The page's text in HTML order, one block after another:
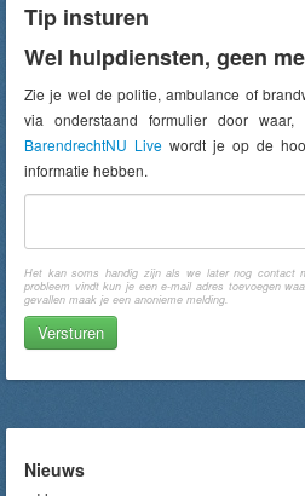
Tip insturen
Wel hulpdiensten, geen
Zie je wel de politie, ambulance of
via onderstaand formulier door
BarendrechtNU Live wordt je op de
informatie hebben.
Het kan soms handig zijn als we later nog contact
probleem vindt kun je een e-mail adres toevoegen
gevallen maak je een anonieme melding.
Nieuws